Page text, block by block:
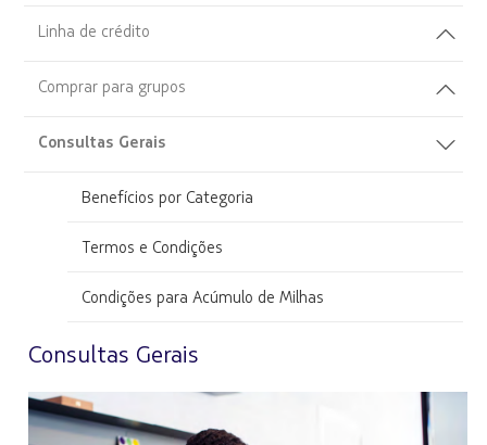
Linha de crédito
Comprar para grupos
Consultas Gerais
Benefícios por Categoria
Termos e Condições
Condições para Acúmulo de Milhas
Consultas Gerais